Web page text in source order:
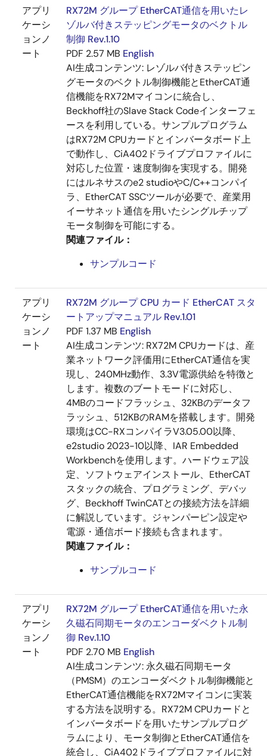
アプリ
ケーシ
ョンノ
ート
RX72M グループ EtherCAT通信を用いたレ
ゾルバ付きステッピングモータのベクトル
制御 Rev.1.10
PDF 2.57 MB English
AI生成コンテンツ: レゾルバ付きステッピン
グモータのベクトル制御機能とEtherCAT通
信機能をRX72Mマイコンに統合し、
Beckhoff社のSlave Stack Codeインターフェ
ースを利用している。サンプルプログラム
はRX72M CPUカードとインバータボード上
で動作し、CiA402ドライブプロファイルに
対応した位置・速度制御を実現する。開発
にはルネサスのe2 studioやC/C++コンパイ
ラ、EtherCAT SSCツールが必要で、産業用
イーサネット通信を用いたシングルチップ
モータ制御を可能にする。
関連ファイル：
サンプルコード
アプリ
ケーシ
ョンノ
ート
RX72M グループ CPU カード EtherCAT スタ
ートアップマニュアル Rev.1.01
PDF 1.37 MB English
AI生成コンテンツ: RX72M CPUカードは、産
業ネットワーク評価用にEtherCAT通信を実
現し、240MHz動作、3.3V電源供給を特徴と
します。複数のブートモードに対応し、
4MBのコードフラッシュ、32KBのデータフ
ラッシュ、512KBのRAMを搭載します。開発
環境はCC-RXコンパイラV3.05.00以降、
e2studio 2023-10以降、IAR Embedded
Workbenchを使用します。ハードウェア設
定、ソフトウェアインストール、EtherCAT
スタックの統合、プログラミング、デバッ
グ、Beckhoff TwinCATとの接続方法を詳細
に解説しています。ジャンパーピン設定や
電源・通信ボード接続も含まれます。
関連ファイル：
サンプルコード
アプリ
ケーシ
ョンノ
ート
RX72M グループ EtherCAT通信を用いた永
久磁石同期モータのエンコーダベクトル制
御 Rev.1.10
PDF 2.70 MB English
AI生成コンテンツ:永久磁石同期モータ
（PMSM）のエンコーダベクトル制御機能と
EtherCAT通信機能をRX72Mマイコンに実装
する方法を説明する。RX72M CPUカードと
インバータボードを用いたサンプルプログ
ラムにより、モータ制御とEtherCAT通信を
統合し、CiA402ドライブプロファイルに対